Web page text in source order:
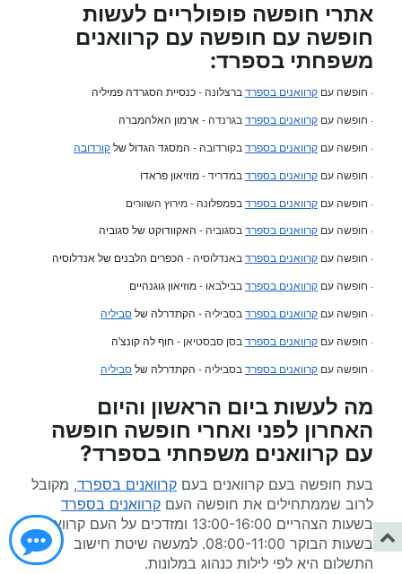
אתרי חופשה פופולריים לעשות
חופשה עם חופשה עם קרוואנים
משפחתי בספרד:
· חופשה עם קרוואנים בספרד ברצלונה - כנסיית הסגרדה פמיליה
· חופשה עם קרוואנים בספרד בגרנדה - ארמון האלהמברה
· חופשה עם קרוואנים בספרד בקורדובה - המסגד הגדול של קורדובה
· חופשה עם קרוואנים בספרד במדריד - מוזיאון פראדו
· חופשה עם קרוואנים בספרד בפמפלונה - מירוץ השוורים
· חופשה עם קרוואנים בספרד בסגוביה - האקוודוקט של סגוביה
· חופשה עם קרוואנים בספרד באנדלוסיה - הכפרים הלבנים של אנדלוסיה
· חופשה עם קרוואנים בספרד בבילבאו - מוזיאון גוגנהיים
· חופשה עם קרוואנים בספרד בסביליה - הקתדרלה של סביליה
· חופשה עם קרוואנים בספרד בסן סבסטיאן - חוף לה קונצ'ה
· חופשה עם קרוואנים בספרד בסביליה - הקתדרלה של סביליה
מה לעשות ביום הראשון והיום
האחרון לפני ואחרי חופשה חופשה
עם קרוואנים משפחתי בספרד?
בעת חופשה בעם קרוואנים בעם קרוואנים בספרד, מקובל
לרוב שממתחילים את חופשה העם קרוואנים בספרד
בשעות הצהריים 13:00-16:00 ומזדכים על העם קרוואנים
בשעות הבוקר 08:00-11:00. למעשה שיטת חישוב
התשלום היא לפי לילות כנהוג במלונות.